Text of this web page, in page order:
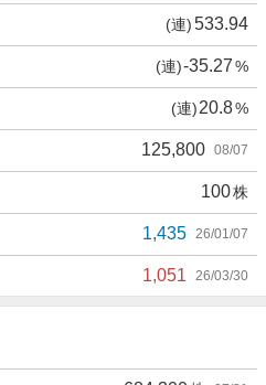
(連)533.94
(連)-35.27%
(連)20.8%
125,800 08/07
100株
1,435 26/01/07
1,051 26/03/30